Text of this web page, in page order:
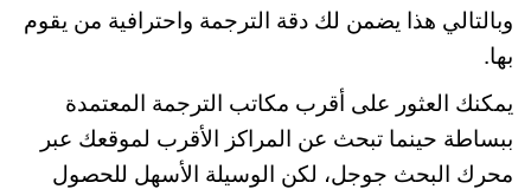
وبالتالي هذا يضمن لك دقة الترجمة واحترافية من يقوم
بها.
يمكنك العثور على أقرب مكاتب الترجمة المعتمدة
ببساطة حينما تبحث عن المراكز الأقرب لموقعك عبر
محرك البحث جوجل، لكن الوسيلة الأسهل للحصول